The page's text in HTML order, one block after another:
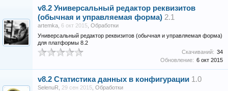
v8.2 Универсальный редактор реквизитов
(обычная и управляемая форма) 2.1
artemka 6 окт 2015 Обработки
Универсальный редактор реквизитов (обычная и управляемая форма)
для платформы 8.2
Скачиваний: 34
Обновление: 6 окт 2015
v8.2 Статистика данных в конфигурации 1.0
SelenuR 29 сен 2015 Обработки